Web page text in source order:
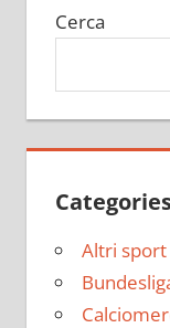
Cerca
Altri sport